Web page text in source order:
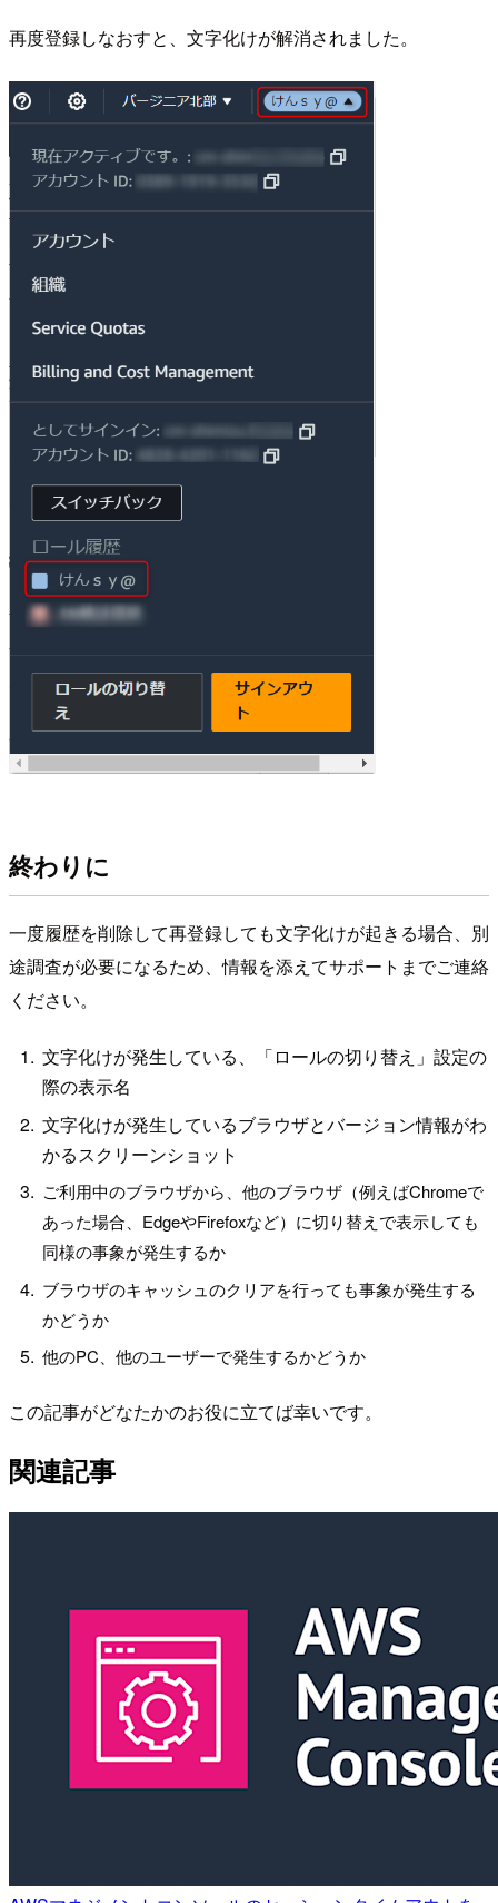
再度登録しなおすと、文字化けが解消されました。
終わりに
一度履歴を削除して再登録しても文字化けが起きる場合、別
途調査が必要になるため、情報を添えてサポートまでご連絡
ください。
文字化けが発生している、「ロールの切り替え」設定の
際の表示名
文字化けが発生しているブラウザとバージョン情報がわ
かるスクリーンショット
ご利用中のブラウザから、他のブラウザ（例えばChromeで
あった場合、EdgeやFirefoxなど）に切り替えで表示しても
同様の事象が発生するか
ブラウザのキャッシュのクリアを行っても事象が発生する
かどうか
他のPC、他のユーザーで発生するかどうか
この記事がどなたかのお役に立てば幸いです。
関連記事